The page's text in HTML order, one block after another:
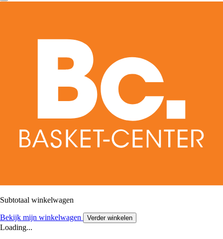
Subtotaal winkelwagen
Bekijk mijn winkelwagen Verder winkelen
Loading...